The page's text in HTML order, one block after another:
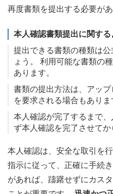
再度書類を提出する必要が
本人確認書類提出に関する
提出できる書類の種類は
ょう。 利用可能な書類の
あります。
書類の提出方法は、アッ
を要求される場合もありま
本人確認が完了するまで
ず本人確認を完了させてか
本人確認は、安全な取引を
指示に従って、正確に手続
があれば、躊躇せずにカス